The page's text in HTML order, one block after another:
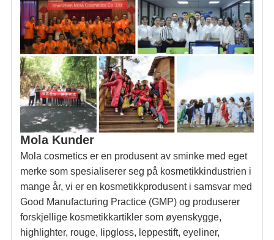
Mola Kunder
Mola cosmetics er en produsent av sminke med eget
merke som spesialiserer seg på kosmetikkindustrien i
mange år, vi er en kosmetikkprodusent i samsvar med
Good Manufacturing Practice (GMP) og produserer
forskjellige kosmetikkartikler som øyenskygge,
highlighter, rouge, lipgloss, leppestift, eyeliner,